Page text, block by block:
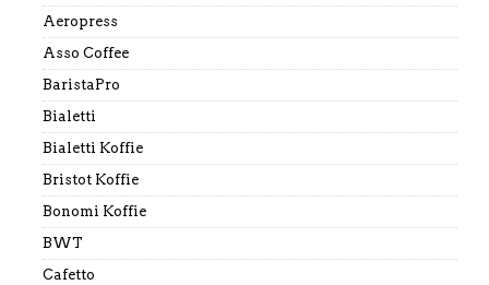
Aeropress
Asso Coffee
BaristaPro
Bialetti
Bialetti Koffie
Bristot Koffie
Bonomi Koffie
BWT
Cafetto